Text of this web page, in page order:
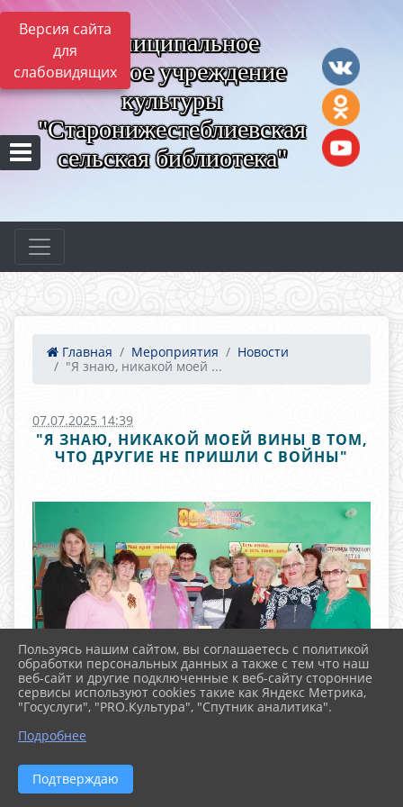
Версия сайта
для
слабовидящих
Муниципальное
казённое учреждение
культуры
"Старонижестеблиевская
сельская библиотека"
Главная Мероприятия
Новости
"Я знаю, никакой моей ...
07.07.2025 14:39
"Я ЗНАЮ, НИКАКОЙ МОЕЙ ВИНЫ В ТОМ,
ЧТО ДРУГИЕ НЕ ПРИШЛИ С ВОЙНЫ"
Пользуясь нашим сайтом, вы соглашаетесь с политикой
обработки персональных данных а также с тем что наш
веб-сайт и другие подключенные к веб-сайту сторонние
сервисы используют cookies такие как Яндекс Метрика,
"Госуслуги", "PRO.Культура", "Спутник аналитика".
Подробнее
Подтверждаю